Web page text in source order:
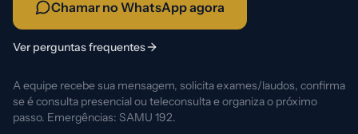
Chamar no WhatsApp agora
Ver perguntas frequentes
A equipe recebe sua mensagem, solicita exames/laudos, confirma
se é consulta presencial ou teleconsulta e organiza o próximo
passo. Emergências: SAMU 192.